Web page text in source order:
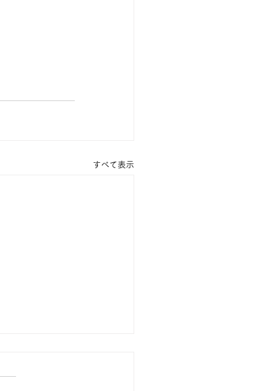
すべて表示